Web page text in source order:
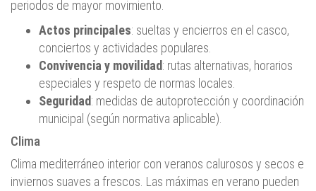
periodos de mayor movimiento.
Actos principales: sueltas y encierros en el casco,
conciertos y actividades populares.
Convivencia y movilidad: rutas alternativas, horarios
especiales y respeto de normas locales.
Seguridad: medidas de autoprotección y coordinación
municipal (según normativa aplicable).
Clima
Clima mediterráneo interior con veranos calurosos y secos e
inviernos suaves a frescos. Las máximas en verano pueden